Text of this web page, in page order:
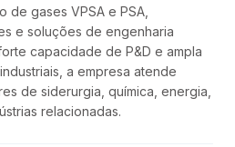
gases VPSA e PSA,
e soluções de engenharia
capacidade de P&D e ampla
a empresa atende
de siderurgia, química, energia,
relacionadas.